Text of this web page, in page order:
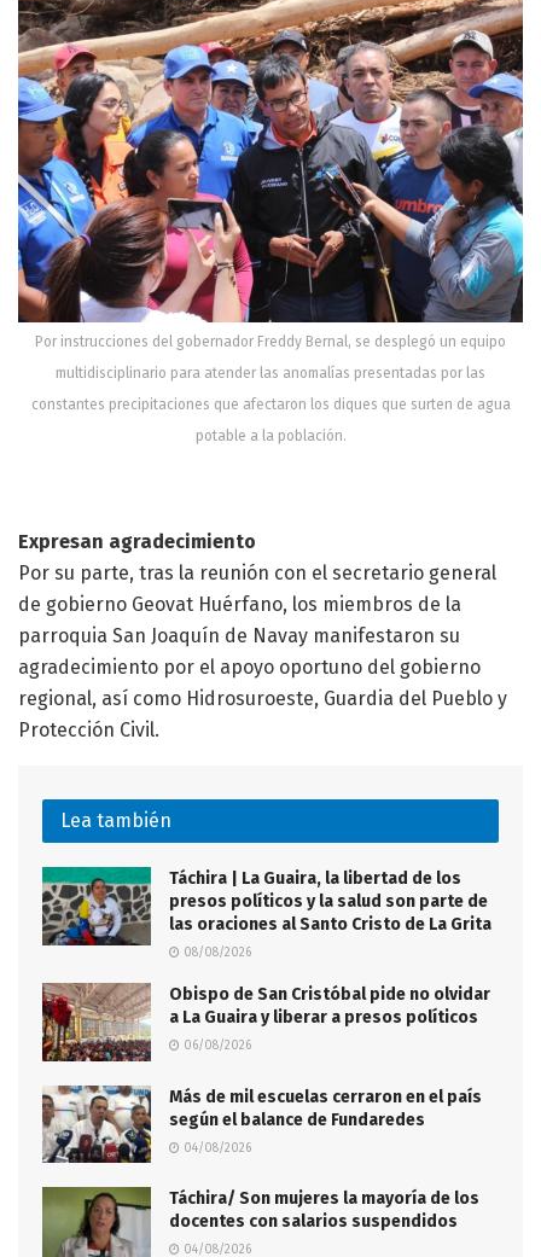
Por instrucciones del gobernador Freddy Bernal, se desplegó un equipo
multidisciplinario para atender las anomalías presentadas por las
constantes precipitaciones que afectaron los diques que surten de agua
potable a la población.
Expresan agradecimiento
Por su parte, tras la reunión con el secretario general
de gobierno Geovat Huérfano, los miembros de la
parroquia San Joaquín de Navay manifestaron su
agradecimiento por el apoyo oportuno del gobierno
regional, así como Hidrosuroeste, Guardia del Pueblo y
Protección Civil.
Lea también
Táchira | La Guaira, la libertad de los
presos políticos y la salud son parte de
las oraciones al Santo Cristo de La Grita
08/08/2026
Obispo de San Cristóbal pide no olvidar
a La Guaira y liberar a presos políticos
06/08/2026
Más de mil escuelas cerraron en el país
según el balance de Fundaredes
04/08/2026
Táchira/ Son mujeres la mayoría de los
docentes con salarios suspendidos
04/08/2026